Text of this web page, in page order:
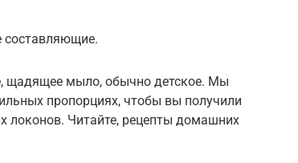
составляющие.
щадящее мыло, обычно детское. Мы
пропорциях, чтобы вы получили
локонов. Читайте, рецепты домашних